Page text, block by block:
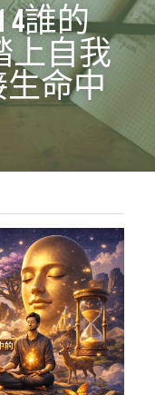
4誰的
上自我
命中